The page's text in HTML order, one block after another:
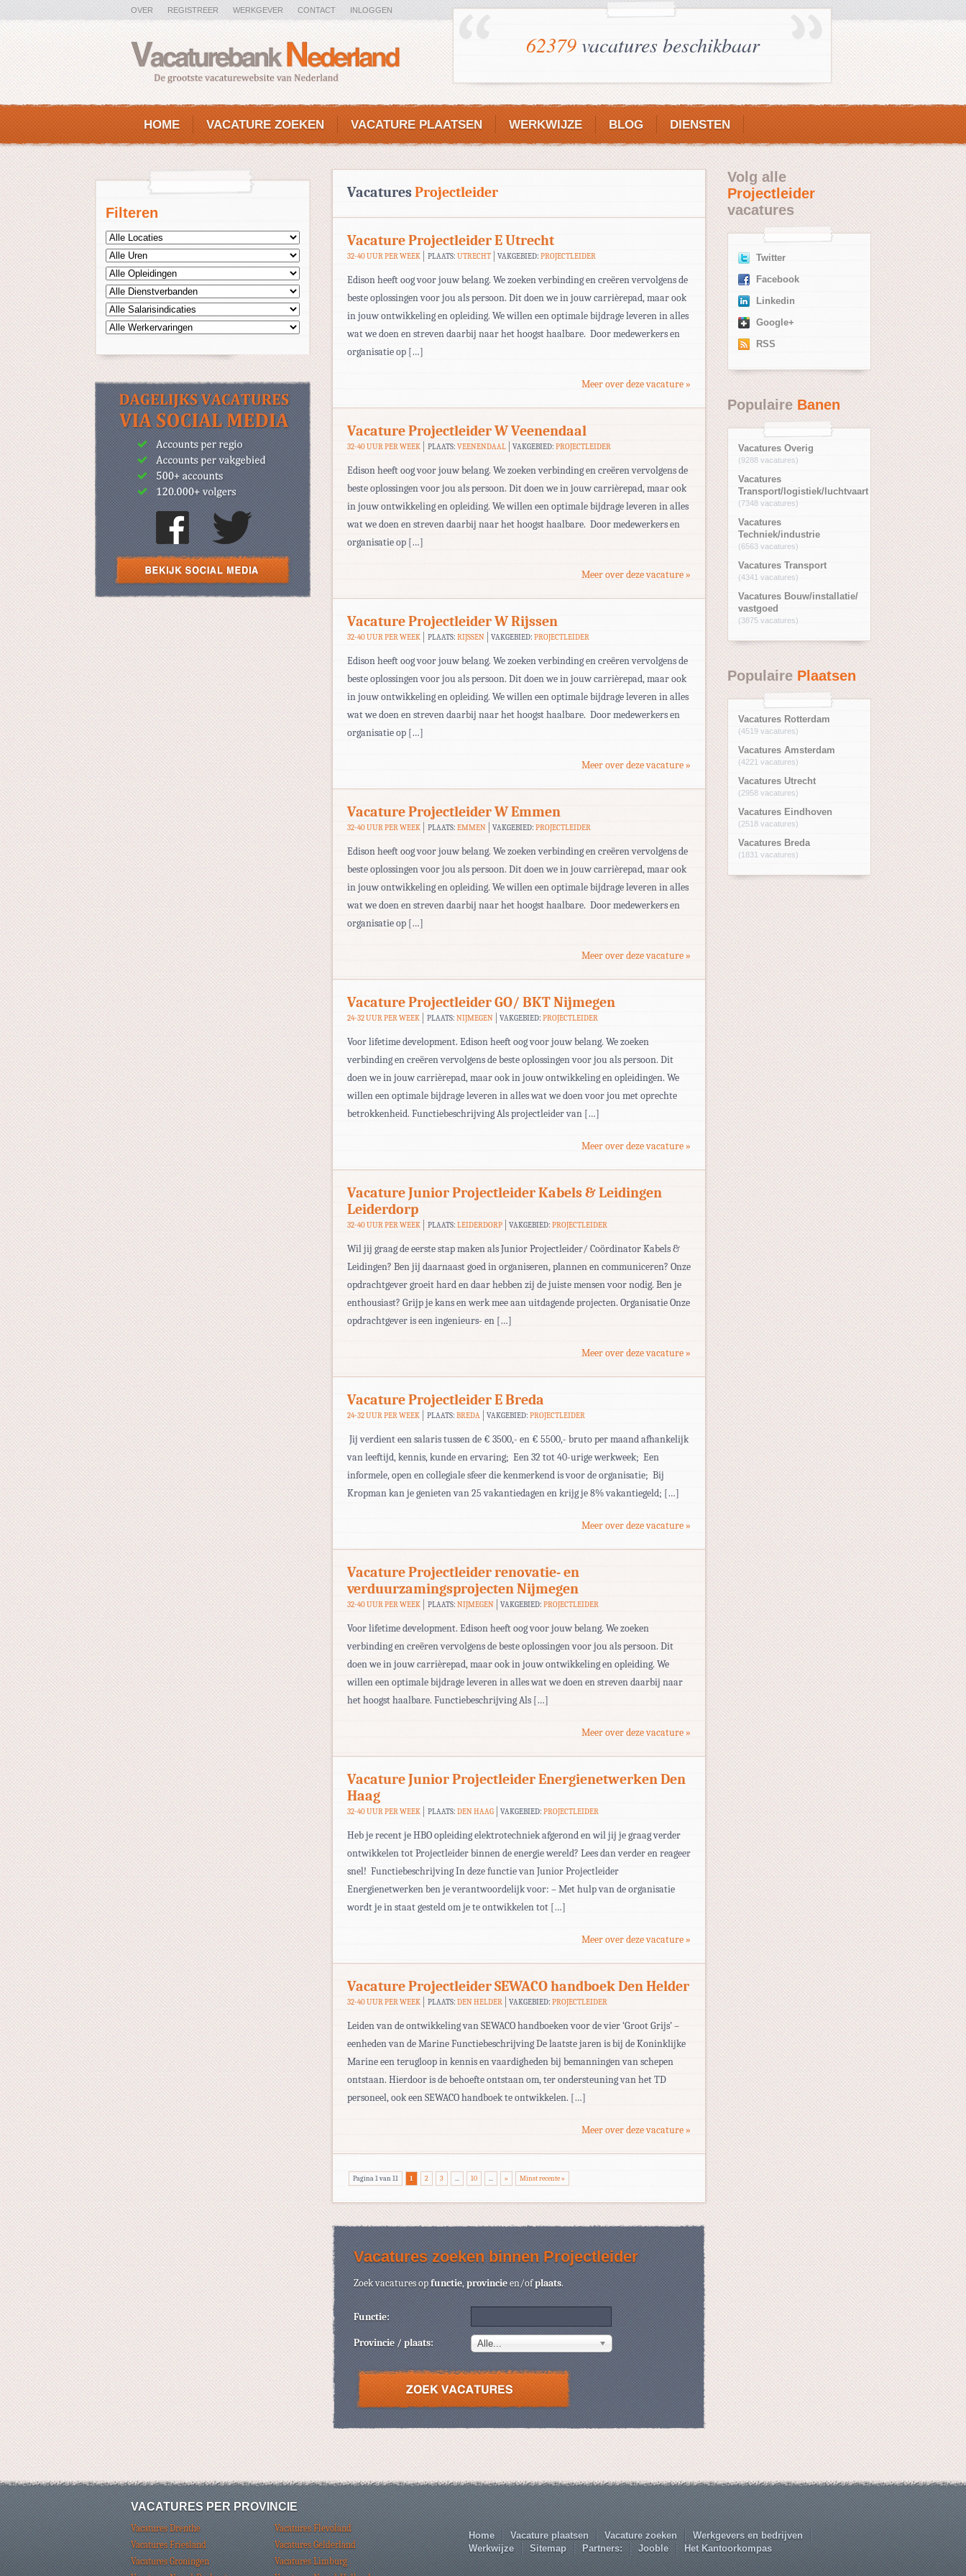
OVER REGISTREER WERKGEVER CONTACT INLOGGEN
62379vacatures beschikbaar
HOME VACATURE ZOEKEN VACATURE PLAATSEN WERKWIJZE BLOG DIENSTEN
Filteren
VacaturesProjectleider
Vacature Projectleider E Utrecht
32-40 UUR PER WEEK PLAATS: UTRECHT VAKGEBIED:PROJECTLEIDER
Edison heeft oog voor jouw belang. We zoeken verbinding en creëren vervolgens de
beste oplossingen voor jou als persoon. Dit doen we in jouw carrièrepad, maar ook
in jouw ontwikkeling en opleiding. We willen een optimale bijdrage leveren in alles
wat we doen en streven daarbij naar het hoogst haalbare. Door medewerkers en
organisatie op […]
Meer over deze vacature »
Vacature Projectleider W Veenendaal
32-40 UUR PER WEEK PLAATS: VEENENDAAL VAKGEBIED:PROJECTLEIDER
Edison heeft oog voor jouw belang. We zoeken verbinding en creëren vervolgens de
beste oplossingen voor jou als persoon. Dit doen we in jouw carrièrepad, maar ook
in jouw ontwikkeling en opleiding. We willen een optimale bijdrage leveren in alles
wat we doen en streven daarbij naar het hoogst haalbare. Door medewerkers en
organisatie op […]
Meer over deze vacature »
Vacature Projectleider W Rijssen
32-40 UUR PER WEEK PLAATS: RIJSSEN VAKGEBIED:PROJECTLEIDER
Edison heeft oog voor jouw belang. We zoeken verbinding en creëren vervolgens de
beste oplossingen voor jou als persoon. Dit doen we in jouw carrièrepad, maar ook
in jouw ontwikkeling en opleiding. We willen een optimale bijdrage leveren in alles
wat we doen en streven daarbij naar het hoogst haalbare. Door medewerkers en
organisatie op […]
Meer over deze vacature »
Vacature Projectleider W Emmen
32-40 UUR PER WEEK PLAATS: EMMEN VAKGEBIED:PROJECTLEIDER
Edison heeft oog voor jouw belang. We zoeken verbinding en creëren vervolgens de
beste oplossingen voor jou als persoon. Dit doen we in jouw carrièrepad, maar ook
in jouw ontwikkeling en opleiding. We willen een optimale bijdrage leveren in alles
wat we doen en streven daarbij naar het hoogst haalbare. Door medewerkers en
organisatie op […]
Meer over deze vacature »
Vacature Projectleider GO/ BKT Nijmegen
24-32 UUR PER WEEK PLAATS: NIJMEGEN VAKGEBIED:PROJECTLEIDER
Voor lifetime development. Edison heeft oog voor jouw belang. We zoeken
verbinding en creëren vervolgens de beste oplossingen voor jou als persoon. Dit
doen we in jouw carrièrepad, maar ook in jouw ontwikkeling en opleidingen. We
willen een optimale bijdrage leveren in alles wat we doen voor jou met oprechte
betrokkenheid. Functiebeschrijving Als projectleider van […]
Meer over deze vacature »
Vacature Junior Projectleider Kabels & Leidingen
Leiderdorp
32-40 UUR PER WEEK PLAATS: LEIDERDORP VAKGEBIED:PROJECTLEIDER
Wil jij graag de eerste stap maken als Junior Projectleider/ Coördinator Kabels &
Leidingen? Ben jij daarnaast goed in organiseren, plannen en communiceren? Onze
opdrachtgever groeit hard en daar hebben zij de juiste mensen voor nodig. Ben je
enthousiast? Grijp je kans en werk mee aan uitdagende projecten. Organisatie Onze
opdrachtgever is een ingenieurs- en […]
Meer over deze vacature »
Vacature Projectleider E Breda
24-32 UUR PER WEEK PLAATS: BREDA VAKGEBIED:PROJECTLEIDER
 Jij verdient een salaris tussen de € 3500,- en € 5500,- bruto per maand afhankelijk
van leeftijd, kennis, kunde en ervaring;  Een 32 tot 40-urige werkweek;  Een
informele, open en collegiale sfeer die kenmerkend is voor de organisatie;  Bij
Kropman kan je genieten van 25 vakantiedagen en krijg je 8% vakantiegeld; […]
Meer over deze vacature »
Vacature Projectleider renovatie- en
verduurzamingsprojecten Nijmegen
32-40 UUR PER WEEK PLAATS: NIJMEGEN VAKGEBIED:PROJECTLEIDER
Voor lifetime development. Edison heeft oog voor jouw belang. We zoeken
verbinding en creëren vervolgens de beste oplossingen voor jou als persoon. Dit
doen we in jouw carrièrepad, maar ook in jouw ontwikkeling en opleiding. We
willen een optimale bijdrage leveren in alles wat we doen en streven daarbij naar
het hoogst haalbare. Functiebeschrijving Als […]
Meer over deze vacature »
Vacature Junior Projectleider Energienetwerken Den
Haag
32-40 UUR PER WEEK PLAATS: DEN HAAG VAKGEBIED:PROJECTLEIDER
Heb je recent je HBO opleiding elektrotechniek afgerond en wil jij je graag verder
ontwikkelen tot Projectleider binnen de energie wereld? Lees dan verder en reageer
snel! Functiebeschrijving In deze functie van Junior Projectleider
Energienetwerken ben je verantwoordelijk voor: – Met hulp van de organisatie
wordt je in staat gesteld om je te ontwikkelen tot […]
Meer over deze vacature »
Vacature Projectleider SEWACO handboek Den Helder
32-40 UUR PER WEEK PLAATS: DEN HELDER VAKGEBIED:PROJECTLEIDER
Leiden van de ontwikkeling van SEWACO handboeken voor de vier ‘Groot Grijs’ –
eenheden van de Marine Functiebeschrijving De laatste jaren is bij de Koninklijke
Marine een terugloop in kennis en vaardigheden bij bemanningen van schepen
ontstaan. Hierdoor is de behoefte ontstaan om, ter ondersteuning van het TD
personeel, ook een SEWACO handboek te ontwikkelen. […]
Meer over deze vacature »
Pagina 1 van 11 1 2 3 ... 10 ... » Minst recente »
Vacatures zoeken binnen Projectleider
Zoek vacatures opfunctie,provincieen/ofplaats.
Functie:
Provincie / plaats: Alle...
Volg alle
Projectleider
vacatures
Twitter
Facebook
Linkedin
Google+
RSS
PopulaireBanen
Vacatures Overig
(9288 vacatures)
Vacatures
Transport/logistiek/luchtvaart
(7348 vacatures)
Vacatures
Techniek/industrie
(6563 vacatures)
Vacatures Transport
(4341 vacatures)
Vacatures Bouw/installatie/
vastgoed
(3875 vacatures)
PopulairePlaatsen
Vacatures Rotterdam
(4519 vacatures)
Vacatures Amsterdam
(4221 vacatures)
Vacatures Utrecht
(2958 vacatures)
Vacatures Eindhoven
(2518 vacatures)
Vacatures Breda
(1831 vacatures)
VACATURES PER PROVINCIE
Vacatures Drenthe
Vacatures Flevoland
Vacatures Friesland
Vacatures Gelderland
Vacatures Groningen
Vacatures Limburg
Home Vacature plaatsen Vacature zoeken
Werkgevers en bedrijven
Werkwijze
Sitemap Partners: Jooble Het Kantoorkompas